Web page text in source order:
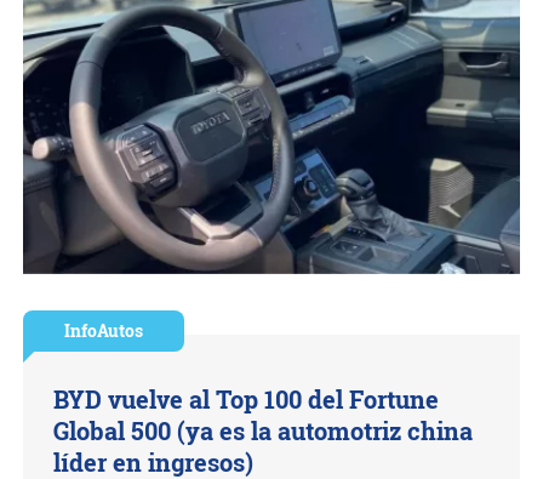
InfoAutos
BYD vuelve al Top 100 del Fortune
Global 500 (ya es la automotriz china
líder en ingresos)